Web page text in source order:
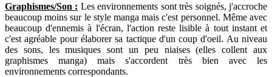
Graphismes/Son : Les environnements sont très soignés, j'accroche
beaucoup moins sur le style manga mais c'est personnel. Même avec
beaucoup d'ennemis à l'écran, l'action reste lisible à tout instant et
c'est agréable pour élaborer sa tactique d'un coup d'oeil. Au niveau
des sons, les musiques sont un peu niaises (elles collent aux
graphismes manga) mais s'accordent très bien avec les
environnements correspondants.